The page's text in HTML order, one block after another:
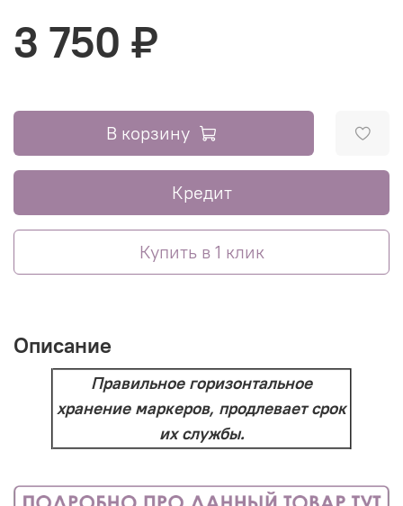
3 750 ₽
В корзину
Кредит
Купить в 1 клик
Описание
Правильное горизонтальное
хранение маркеров, продлевает срок
их службы.